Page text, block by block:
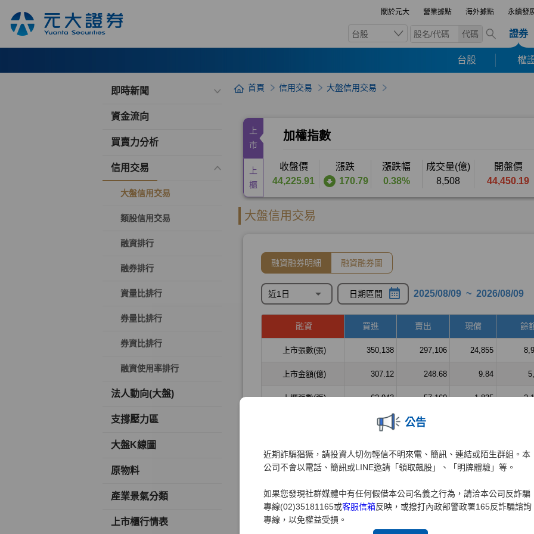
關於元大 營業據點 海外據點 永續發
台股 代碼 證券
台股 權
公告
近期詐騙猖獗，請投資人切勿輕信不明來電、簡訊、連結或陌生群組。本
公司不會以電話、簡訊或LINE邀請「領取飆股」、「明牌體驗」等。
如果您發現社群媒體中有任何假借本公司名義之行為，請洽本公司反詐騙
專線(02)35181165或客服信箱反映，或撥打內政部警政署165反詐騙諮詢
專線，以免權益受損。
即時新聞
資金流向
買賣力分析
信用交易
大盤信用交易
類股信用交易
融資排行
融券排行
資量比排行
券量比排行
券資比排行
融資使用率排行
法人動向(大盤)
支撐壓力區
大盤K線圖
原物料
產業景氣分類
上市櫃行情表
首頁 信用交易 大盤信用交易